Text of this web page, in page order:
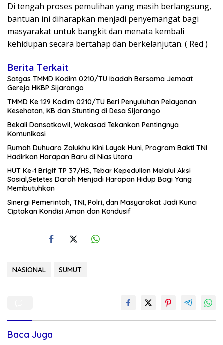
Di tengah proses pemulihan yang masih berlangsung,
bantuan ini diharapkan menjadi penyemangat bagi
masyarakat untuk bangkit dan menata kembali
kehidupan secara bertahap dan berkelanjutan. ( Red )
Berita Terkait
Satgas TMMD Kodim 0210/TU Ibadah Bersama Jemaat
Gereja HKBP Sijarango
TMMD Ke 129 Kodim 0210/TU Beri Penyuluhan Pelayanan
Kesehatan, KB dan Stunting di Desa Sijarango
Bekali Dansatkowil, Wakasad Tekankan Pentingnya
Komunikasi
Rumah Duhuaro Zalukhu Kini Layak Huni, Program Bakti TNI
Hadirkan Harapan Baru di Nias Utara
HUT Ke-1 Brigif TP 37/HS, Tebar Kepedulian Melalui Aksi
Sosial,Setetes Darah Menjadi Harapan Hidup Bagi Yang
Membutuhkan
Sinergi Pemerintah, TNI, Polri, dan Masyarakat Jadi Kunci
Ciptakan Kondisi Aman dan Kondusif
NASIONAL SUMUT
Baca Juga